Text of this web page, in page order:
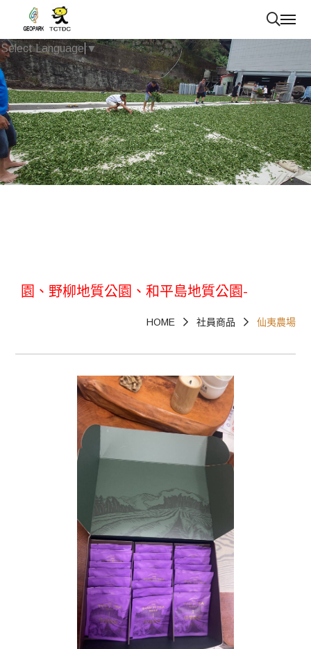
Select Language▼
園、野柳地質公園、和平島地質公園-
已上架商品~草嶺地質公園、澎湖海洋地質公
HOME 社員商品 仙夷農場